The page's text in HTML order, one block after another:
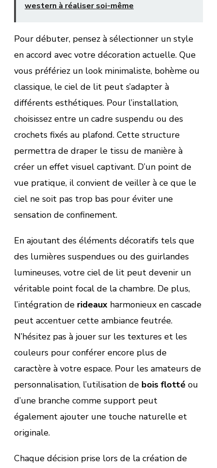
western à réaliser soi-même
Pour débuter, pensez à sélectionner un style
en accord avec votre décoration actuelle. Que
vous préfériez un look minimaliste, bohème ou
classique, le ciel de lit peut s’adapter à
différents esthétiques. Pour l’installation,
choisissez entre un cadre suspendu ou des
crochets fixés au plafond. Cette structure
permettra de draper le tissu de manière à
créer un effet visuel captivant. D’un point de
vue pratique, il convient de veiller à ce que le
ciel ne soit pas trop bas pour éviter une
sensation de confinement.
En ajoutant des éléments décoratifs tels que
des lumières suspendues ou des guirlandes
lumineuses, votre ciel de lit peut devenir un
véritable point focal de la chambre. De plus,
l’intégration de rideaux harmonieux en cascade
peut accentuer cette ambiance feutrée.
N’hésitez pas à jouer sur les textures et les
couleurs pour conférer encore plus de
caractère à votre espace. Pour les amateurs de
personnalisation, l’utilisation de bois flotté ou
d’une branche comme support peut
également ajouter une touche naturelle et
originale.
Chaque décision prise lors de la création de